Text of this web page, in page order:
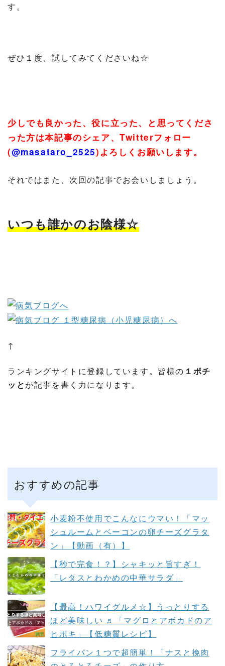
す。
ぜひ１度、試してみてくださいね☆
少しでも良かった、役に立った、と思ってくださ
った方は本記事のシェア、Twitterフォロー
(@masataro_2525) よろしくお願いします。
それではまた、次回の記事でお会いしましょう。
いつも誰かのお陰様☆
↑
ランキングサイトに登録しています。皆様の １ポチ
ッとが記事を書く力になります。
おすすめの記事
小麦粉不使用でこんなにウマい！「マッ
シュルームとベーコンの卵チーズグラタ
ン」【動画（有）】
【秒で完食！？】シャキッと旨すぎ！
「レタスとわかめの中華サラダ」
【最高！ハワイグルメ☆】うっとりする
ほど美味しい ♬「マグロとアボカドのア
ヒポキ」【低糖質レシピ】
フライパン１つで超簡単！「ナスと挽肉